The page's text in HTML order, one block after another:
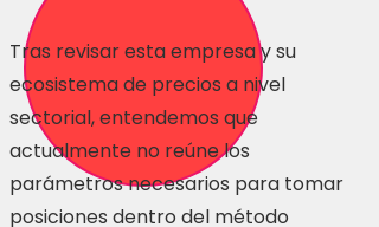
Tras revisar esta empresa y su
ecosistema de precios a nivel
sectorial, entendemos que
actualmente no reúne los
parámetros necesarios para tomar
posiciones dentro del método